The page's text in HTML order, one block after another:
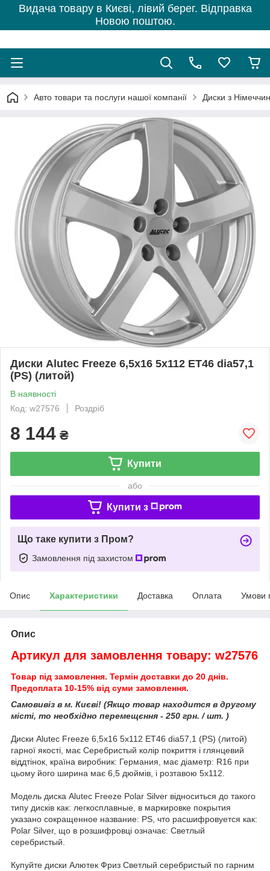
Видача товару в Києві, лівий берег. Відправка
Новою поштою.
Авто товари та послуги нашої компанії Диски з
Диски Alutec Freeze 6,5x16 5x112 ET46 dia57,1
(PS) (литой)
В наявності
Код: w27576
Роздріб
8 144 ₴
Купити
або
Купити з
Що таке купити з Пром?
Замовлення під захистом
Опис Характеристики Доставка Оплата Умови
Опис
Артикул для замовлення товару: w27576
Товар під замовлення. Термін доставки до 20 днів.
Предоплата 10-15% від суми замовлення.
Самовивіз в м. Києві! (Якщо товар находится в другому
місті, то необхідно перемещєння - 250 грн. / шт. )
Диски Alutec Freeze 6,5x16 5x112 ET46 dia57,1 (PS) (литой)
гарної якості, має Серебристый колір покриття і глянцевий
віддтінок, країна виробник: Германия, має діаметр: R16 при
цьому його ширина має 6,5 дюймів, і розтавою 5x112.
Модель диска Alutec Freeze Polar Silver відноситься до такого
типу дисків как: легкосплавные, в маркировке покрытия
указано сокращенное название: PS, что расшифровуется как:
Polar Silver, що в розшифровці означає: Светлый
серебристый.
Купуйте диски Алютек Фриз Светлый серебристый по гарним